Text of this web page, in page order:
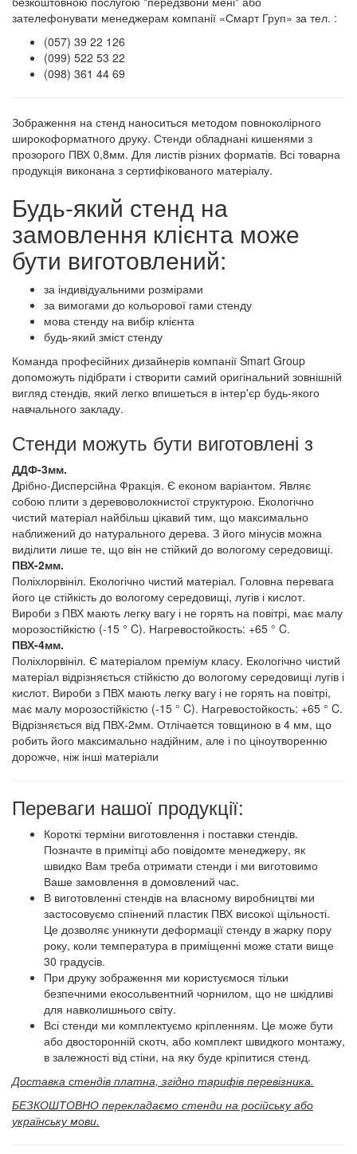
зателефонувати менеджерам компанії «Смарт Груп» за тел. :
(057) 39 22 126
(099) 522 53 22
(098) 361 44 69
Зображення на стенд наноситься методом повноколірного
широкоформатного друку. Стенди обладнані кишенями з
прозорого ПВХ 0,8мм. Для листів різних форматів. Всі товарна
продукція виконана з сертифікованого матеріалу.
Будь-який стенд на
замовлення клієнта може
бути виготовлений:
за індивідуальними розмірами
за вимогами до кольорової гами стенду
мова стенду на вибір клієнта
будь-який зміст стенду
Команда професійних дизайнерів компанії Smart Group
допоможуть підібрати і створити самий оригінальний зовнішній
вигляд стендів, який легко впишеться в інтер'єр будь-якого
навчального закладу.
Стенди можуть бути виготовлені з
ДДФ-3мм.
Дрібно-Дисперсійна Фракція. Є економ варіантом. Являє
собою плити з деревоволокнистої структурою. Екологічно
чистий матеріал найбільш цікавий тим, що максимально
наближений до натурального дерева. З його мінусів можна
виділити лише те, що він не стійкий до вологому середовищі.
ПВХ-2мм.
Поліхлорвініл. Екологічно чистий матеріал. Головна перевага
його це стійкість до вологому середовищі, лугів і кислот.
Вироби з ПВХ мають легку вагу і не горять на повітрі, має малу
морозостійкістю (-15 ° C). Нагревостойкость: +65 ° C.
ПВХ-4мм.
Поліхлорвініл. Є матеріалом преміум класу. Екологічно чистий
матеріал відрізняється стійкістю до вологому середовищі лугів і
кислот. Вироби з ПВХ мають легку вагу і не горять на повітрі,
має малу морозостійкістю (-15 ° C). Нагревостойкость: +65 ° C.
Відрізняється від ПВХ-2мм. Отлічается товщиною в 4 мм, що
робить його максимально надійним, але і по ціноутворенню
дорожче, ніж інші матеріали
Переваги нашої продукції:
Короткі терміни виготовлення і поставки стендів.
Позначте в примітці або повідомте менеджеру, як
швидко Вам треба отримати стенди і ми виготовимо
Ваше замовлення в домовлений час.
В виготовленні стендів на власному виробництві ми
застосовуємо спінений пластик ПВХ високої щільності.
Це дозволяє уникнути деформації стенду в жарку пору
року, коли температура в приміщенні може стати вище
30 градусів.
При друку зображення ми користуємося тільки
безпечними екосольвентний чорнилом, що не шкідливі
для навколишнього світу.
Всі стенди ми комплектуємо кріпленням. Це може бути
або двосторонній скотч, або комплект швидкого монтажу,
в залежності від стіни, на яку буде кріпитися стенд.
Доставка стендів платна, згідно тарифів перевізника.
БЕЗКОШТОВНО перекладаємо стенди на російську або
українську мови.